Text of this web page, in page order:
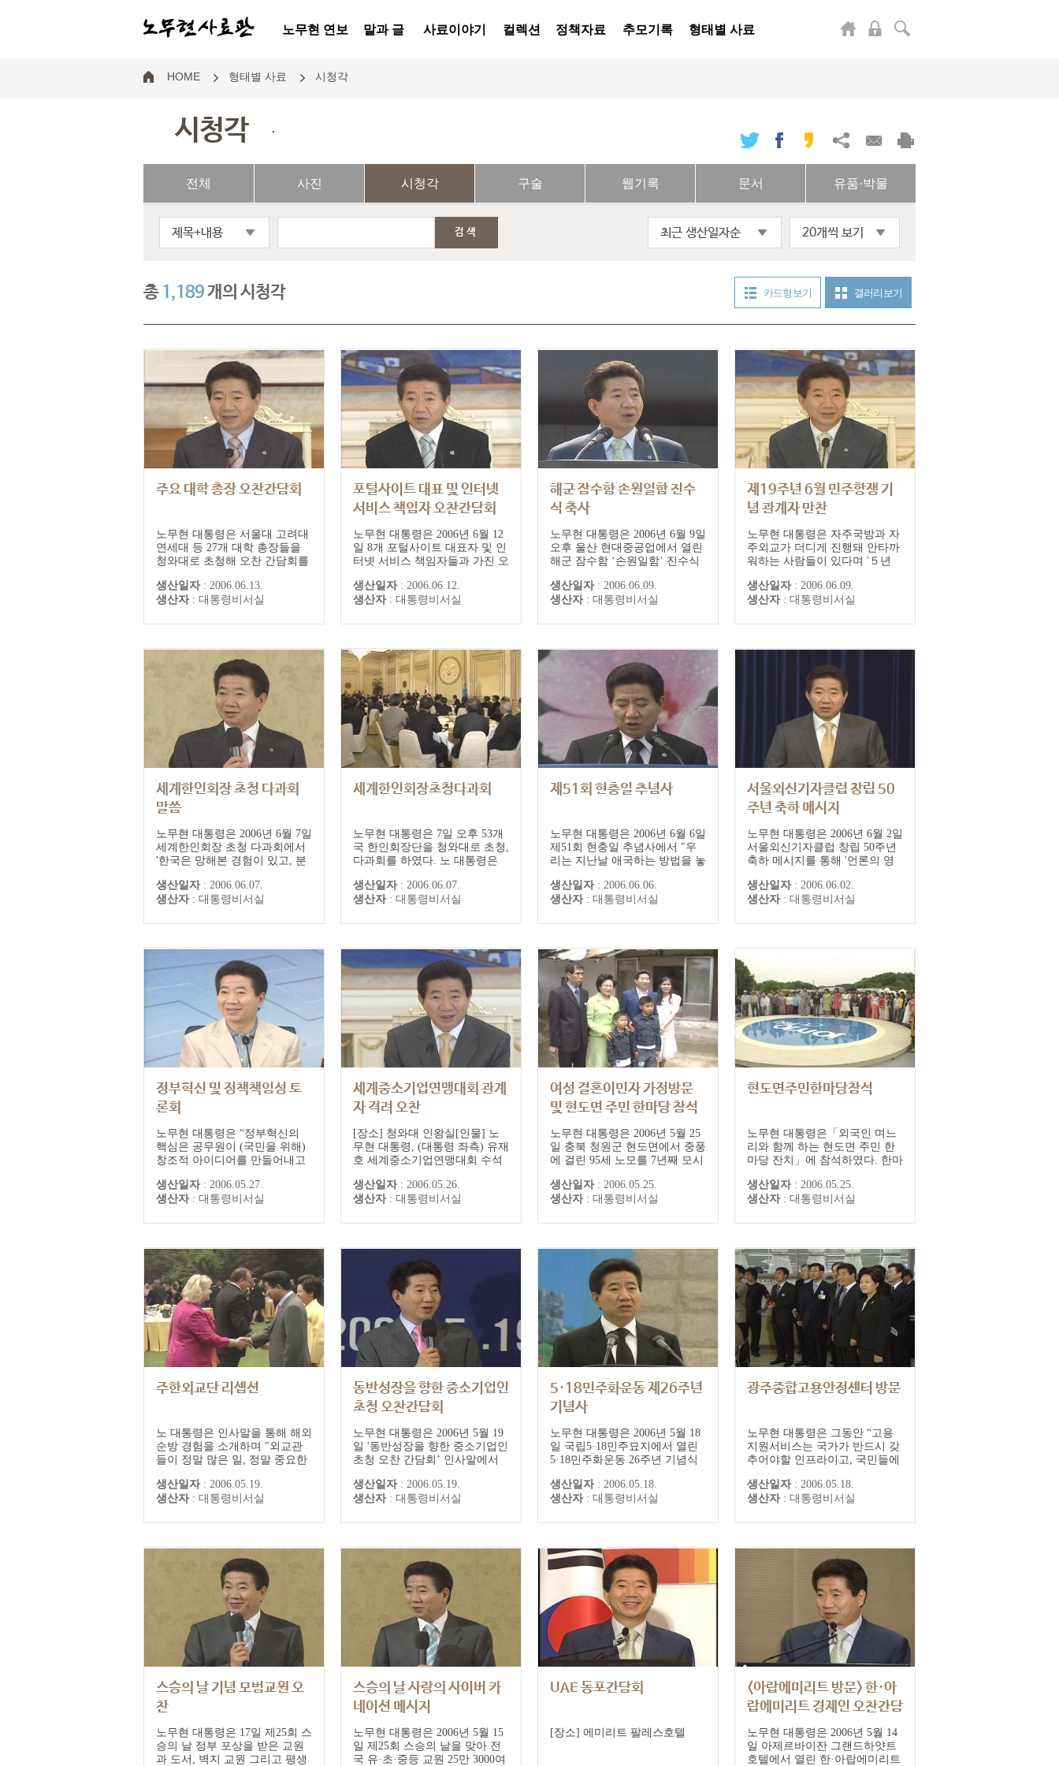
노무현 연보 말과 글 사료이야기 컬렉션 정책자료 추모기록 형태별 사료
HOME 형태별 사료 시청각
시청각 .
전체 사진 시청각 구술 웹기록 문서 유품·박물
제목+내용 검색 최근 생산일자순 20개씩 보기
총1,189개의 시청각 카드형 보기 갤러리 보기
주요 대학 총장 오찬간담회
노무현 대통령은 서울대 고려대
연세대 등 27개 대학 총장들을
청와대로 초청해 오찬 간담회를
가 정착될 수 있도록 대학이 협
조해 달라고 당부했다. 이 자리
책과 애로에 대해 이해와 관심을
을 도와준 것도 별로 없지만 여
러분의 의견을...
생산일자 : 2006.06.13.
생산자 : 대통령비서실
포털사이트 대표 및 인터넷
서비스 책임자 오찬간담회
노무현 대통령은 2006년 6월 12
일 8개 포털사이트 대표자 및 인
터넷 서비스 책임자들과 가진 오
미디어가 무한대의 소통의 장을
제공함으로써 벌어지는 여러 가
임을 가지는가는 많은 의문을 남
하는 것 같다"며 정보의 평등과
소비자 주권, 민주주의에 관한
생각을 피력했...
생산일자 : 2006.06.12.
생산자 : 대통령비서실
해군 잠수함 손원일함 진수
식 축사
노무현 대통령은 2006년 6월 9일
오후 울산 현대중공업에서 열린
해군 잠수함 ‘손원일함’ 진수식
리의 자주국방 의지와 역량을 보
여주는 또 하나의 쾌거”라며 현
관계자들을 격려했다. 노 대통령
은 국가 존립의 기반이며, 평화
와 번영의 토대”라면서, “스스로
생산일자 : 2006.06.09.
생산자 : 대통령비서실
제19주년 6월 민주항쟁 기
념 관계자 만찬
노무현 대통령은 자주국방과 자
주외교가 더디게 진행돼 안타까
워하는 사람들이 있다며 '５년
우리 스스로 행사하게 될 것'이
라고 말했습니다.
생산일자 : 2006.06.09.
생산자 : 대통령비서실
세계한인회장 초청 다과회
말씀
노무현 대통령은 2006년 6월 7일
세계한인회장 초청 다과회에서
'한국은 망해본 경험이 있고, 분
소하지 못한 상태'라면서, '(한국
이) 미래 번영의 길로 가는 것은
길로 갈 수 있을까 그것은 숙
생산일자 : 2006.06.07.
생산자 : 대통령비서실
세계한인회장초청다과회
노무현 대통령은 7일 오후 53개
국 한인회장단을 청와대로 초청,
다과회를 하였다. 노 대통령은
단합과 발전을 위한 노고 를 치
하하고 민족적 네트워킹을 극대
족 의 힘을 하나로 결집시키는데
생산일자 : 2006.06.07.
생산자 : 대통령비서실
제51회 현충일 추념사
노무현 대통령은 2006년 6월 6일
제51회 현충일 추념사에서 "우
리는 지난날 애국하는 방법을 놓
원, 그리고 4·19, 5·18 민주묘지
등 전국의 국립묘지에 함께 모시
앙하고 기념하고 있다"면서 "그
화해는 이루었다 말해야 할
것"이라고 언급했다. 노 대통령
은...
생산일자 : 2006.06.06.
생산자 : 대통령비서실
서울외신기자클럽 창립 50
주년 축하 메시지
노무현 대통령은 2006년 6월 2일
서울외신기자클럽 창립 50주년
축하 메시지를 통해 '언론의 영
뒤지지 않는다. 사람의 생각과
마음을 움직일 수 있기 때문이
우리의 미래가 된다'라며 '언론
다'고 밝혔다.
생산일자 : 2006.06.02.
생산자 : 대통령비서실
정부혁신 및 정책책임성 토
론회
노무현 대통령은 “정부혁신의
핵심은 공무원이 (국민을 위해)
창조적 아이디어를 만들어내고
켜 나가는 것”이라며 “혁신의 필
요성에 대해서는 아무도 부정할
통령은 정부중앙청사에서 열린
를 주재한 자리에서 “(정책에)
문제가 있으면 해결하고 잘못이
있으면 고치고 효...
생산일자 : 2006.05.27.
생산자 : 대통령비서실
세계중소기업연맹대회 관계
자 격려 오찬
[장소] 청와대 인왕실[인물] 노
무현 대통령, (대통령 좌측) 유재
호 세계중소기업연맹대회 수석
령 정면 우측) 장형주 세계중소
기업연맹대회 부대회장
생산일자 : 2006.05.26.
생산자 : 대통령비서실
여성 결혼이민자 가정방문
및 현도면 주민 한마당 참석
노무현 대통령은 2006년 5월 25
일 충북 청원군 현도면에서 중풍
에 걸린 95세 노모를 7년째 모시
이민자 에미레씨 가정을 방문하
고, 외국인 며느리들과 함께하는
해 오찬을 함께했다. 노 대통령
오늘 실제로 보니까 잘 어울리는
모습들이 우...
생산일자 : 2006.05.25.
생산자 : 대통령비서실
현도면주민한마당참석
노무현 대통령은「외국인 며느
리와 함께 하는 현도면 주민 한
마당 잔치」에 참석하였다. 한마
상물 관람과 여성결혼이민자들
의 노래공연, 5개 나라에서 온
어 온 각국의 전통음식을 직접
생산일자 : 2006.05.25.
생산자 : 대통령비서실
주한외교단 리셉션
노 대통령은 인사말을 통해 해외
순방 경험을 소개하며 "외교관
들이 정말 많은 일, 정말 중요한
어렵고 힘든 직업이라는 것을 알
게 됐다"며 외교관들의 노고를
방문하고 올 때마다 '수고한 외
주면 좋겠다'고 생각했다"면서
주한외교단에게...
생산일자 : 2006.05.19.
생산자 : 대통령비서실
동반성장을 향한 중소기업인
초청 오찬간담회
노무현 대통령은 2006년 5월 19
일 '동반성장을 향한 중소기업인
초청 오찬 간담회’ 인사말에서
과 환경을 조성하겠다. 가능한
시장원리를 존중하면서 지원하
라고 생각한다”고 중소기업 정
뀐 만큼 중소기업 정책도 바꾸느
라 노력했다....
생산일자 : 2006.05.19.
생산자 : 대통령비서실
5·18민주화운동 제26주년
기념사
노무현 대통령은 2006년 5월 18
일 국립5·18민주묘지에서 열린
5·18민주화운동 26주년 기념식
오늘 우리가 누리는 민주주의의
밑거름이 됐다. 뿐만 아니라
정한 공동체의 모범을 보여줬
"남은 과제는 대화와 타협의 민
주주의 가치를 생활 속에 뿌리내
생산일자 : 2006.05.18.
생산자 : 대통령비서실
광주종합고용안정센터 방문
노무현 대통령은 그동안 “고용
지원서비스는 국가가 반드시 갖
추어야할 인프라이고, 국민들에
하기 위해서는 현장에서 서비스
를 하는 직원들의 전문성과 열정
례 강조해 왔다.
생산일자 : 2006.05.18.
생산자 : 대통령비서실
스승의 날 기념 모범교원 오
찬
노무현 대통령은 17일 제25회 스
승의 날 정부 포상을 받은 교원
과 도서, 벽지 교원 그리고 평생
스승의 날 사랑의 사이버 카
네이션 메시지
노무현 대통령은 2006년 5월 15
일 제25회 스승의 날을 맞아 전
국 유·초·중등 교원 25만 3000여
UAE 동포간담회
[장소] 에미리트 팔레스호텔
<아랍에미리트 방문> 한·아
랍에미리트 경제인 오찬간담
회 연설
노무현 대통령은 2006년 5월 14
일 아제르바이잔 그랜드하얏트
호텔에서 열린 한·아랍에미리트